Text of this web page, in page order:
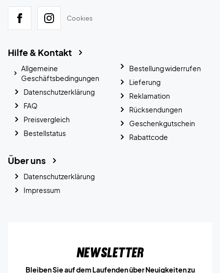
Cookies
Hilfe & Kontakt
Allgemeine
Geschäftsbedingungen
Datenschutzerklärung
FAQ
Preisvergleich
Bestellstatus
Bestellung widerrufen
Lieferung
Reklamation
Rücksendungen
Geschenkgutschein
Rabattcode
Über uns
Datenschutzerklärung
Impressum
Newsletter
Bleiben Sie auf dem Laufenden über Neuigkeiten zu